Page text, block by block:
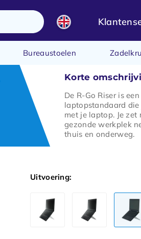
Bureaustoelen
Korte
De R-Go Riser is een
laptopstandaard
met je laptop. Je zet
gezonde werkplek
thuis en onderweg.
Uitvoering: